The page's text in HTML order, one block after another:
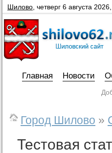
Шилово четверг 6 августа
Главная Новости
Город Шилово »
Тестовая